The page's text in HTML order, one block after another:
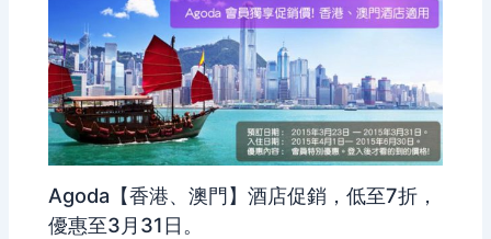
Agoda【香港、澳門】酒店促銷，低至7折，
優惠至3月31日。